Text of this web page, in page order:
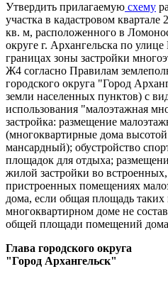
Утвердить прилагаемую схему
участка в кадастровом
кв. м, расположенного в
округе г. Архангельска по
границах зоны застройки
Ж4 согласно Правилам
городского округа "Город
земли населенных пунктов) с
использования "малоэтажная
застройка: размещение
(многоквартирные дома
мансардный); обустройство
площадок для отдыха;
жилой застройки во
пристроенных помещениях
дома, если общая площадь
многоквартирном доме не
общей площади помещений
Глава городского округа
"Город Архангельск"
Д.А.